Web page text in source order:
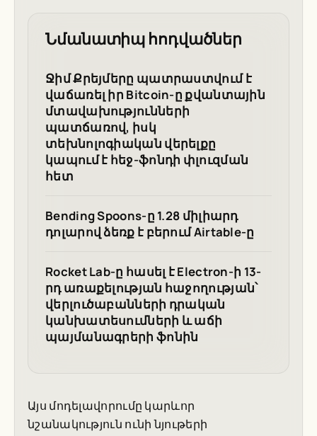
Նմանատիպ հոդվածներ
Ջիմ Քրեյմերը պատրաստվում է
վաճառել իր Bitcoin-ը քվանտային
մտավախությունների
պատճառով, իսկ
տեխնոլոգիական վերելքը
կապում է հեջ-ֆոնդի փլուզման
հետ
Bending Spoons-ը 1.28 միլիարդ
դոլարով ձեռք է բերում Airtable-ը
Rocket Lab-ը հասել է Electron-ի 13-
րդ առաքելության հաջողության՝
վերլուծաբանների դրական
կանխատեսումների և աճի
պայմանագրերի ֆոնին
Այս մոդելավորումը կարևոր
նշանակություն ունի նյութերի